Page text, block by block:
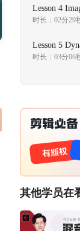
Lesson 4
时长：02分29
Lesson 5
时长：03分06
其他学员在